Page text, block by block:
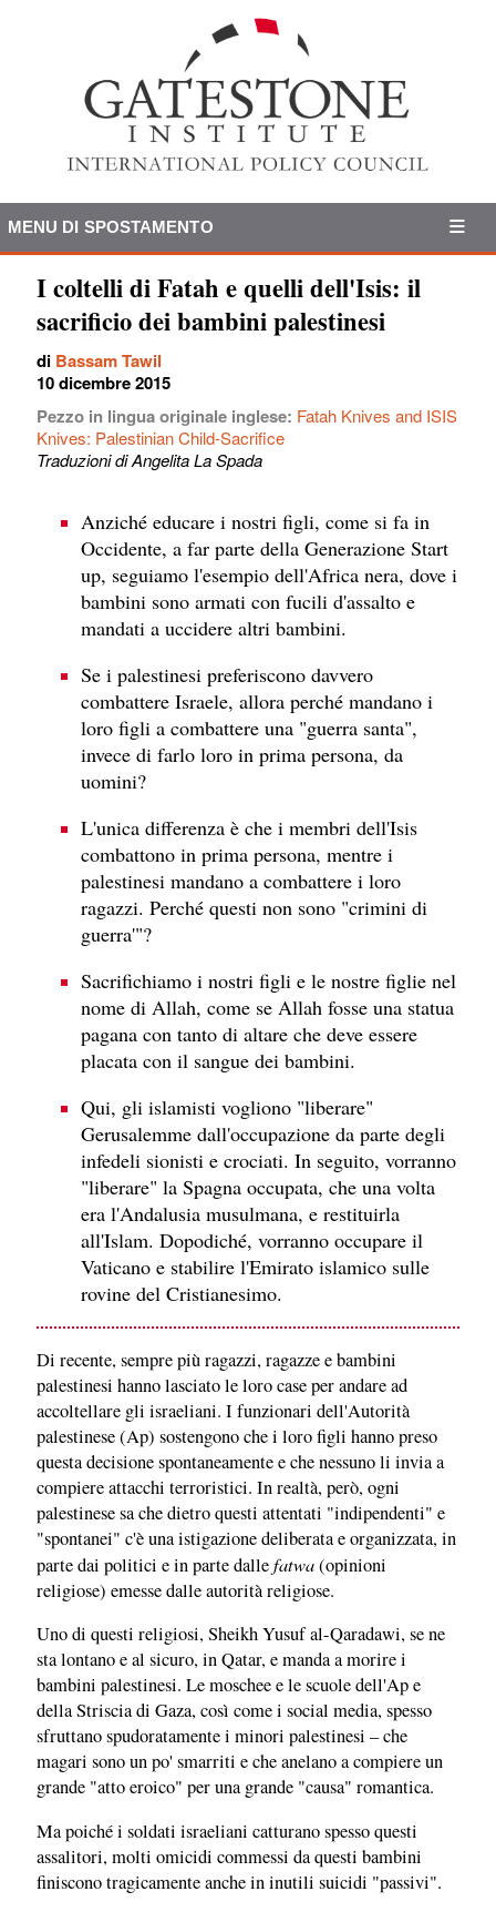
MENU DI SPOSTAMENTO
I coltelli di Fatah e quelli dell'Isis: il
sacrificio dei bambini palestinesi
di Bassam Tawil
10 dicembre 2015
Pezzo in lingua originale inglese: Fatah Knives and ISIS
Knives: Palestinian Child-Sacrifice
Traduzioni di Angelita La Spada
Anziché educare i nostri figli, come si fa in
Occidente, a far parte della Generazione Start
up, seguiamo l'esempio dell'Africa nera, dove i
bambini sono armati con fucili d'assalto e
mandati a uccidere altri bambini.
Se i palestinesi preferiscono davvero
combattere Israele, allora perché mandano i
loro figli a combattere una "guerra santa",
invece di farlo loro in prima persona, da
uomini?
L'unica differenza è che i membri dell'Isis
combattono in prima persona, mentre i
palestinesi mandano a combattere i loro
ragazzi. Perché questi non sono "crimini di
guerra'"?
Sacrifichiamo i nostri figli e le nostre figlie nel
nome di Allah, come se Allah fosse una statua
pagana con tanto di altare che deve essere
placata con il sangue dei bambini.
Qui, gli islamisti vogliono "liberare"
Gerusalemme dall'occupazione da parte degli
infedeli sionisti e crociati. In seguito, vorranno
"liberare" la Spagna occupata, che una volta
era l'Andalusia musulmana, e restituirla
all'Islam. Dopodiché, vorranno occupare il
Vaticano e stabilire l'Emirato islamico sulle
rovine del Cristianesimo.
Di recente, sempre più ragazzi, ragazze e bambini
palestinesi hanno lasciato le loro case per andare ad
accoltellare gli israeliani. I funzionari dell'Autorità
palestinese (Ap) sostengono che i loro figli hanno preso
questa decisione spontaneamente e che nessuno li invia a
compiere attacchi terroristici. In realtà, però, ogni
palestinese sa che dietro questi attentati "indipendenti" e
"spontanei" c'è una istigazione deliberata e organizzata, in
parte dai politici e in parte dallefatwa(opinioni
religiose) emesse dalle autorità religiose.
Uno di questi religiosi, Sheikh Yusuf al-Qaradawi, se ne
sta lontano e al sicuro, in Qatar, e manda a morire i
bambini palestinesi. Le moschee e le scuole dell'Ap e
della Striscia di Gaza, così come i social media, spesso
sfruttano spudoratamente i minori palestinesi – che
magari sono un po' smarriti e che anelano a compiere un
grande "atto eroico" per una grande "causa" romantica.
Ma poiché i soldati israeliani catturano spesso questi
assalitori, molti omicidi commessi da questi bambini
finiscono tragicamente anche in inutili suicidi "passivi".